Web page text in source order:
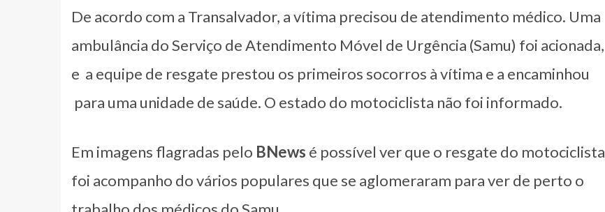
De acordo com a Transalvador, a vítima precisou de atendimento médico. Uma
ambulância do Serviço de Atendimento Móvel de Urgência (Samu) foi acionada,
e a equipe de resgate prestou os primeiros socorros à vítima e a encaminhou
para uma unidade de saúde. O estado do motociclista não foi informado.
Em imagens flagradas pelo BNews é possível ver que o resgate do motociclista
foi acompanho do vários populares que se aglomeraram para ver de perto o